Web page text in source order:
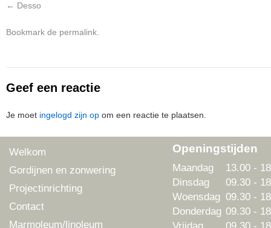
Desso
Bookmark de permalink
Geef een reactie
Je moet ingelogd zijn op om een reactie te plaatsen.
Welkom
Gordijnen en zonwering
Projectinrichting
Contact
Marmoleum/linoleum
Openingstijden
Maandag
Dinsdag
Woensdag
Donderdag
13.00 -
09.30 -
09.30 -
09.30 -